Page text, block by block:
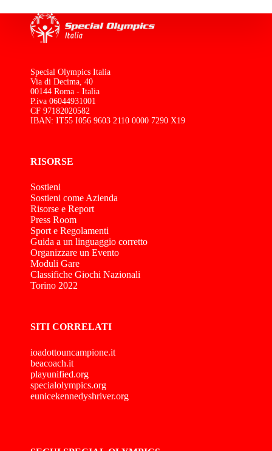
Special Olympics Italia
Via di Decima, 40
00144 Roma - Italia
P.iva 06044931001
CF 97182020582
IBAN: IT55 I056 9603 2110 0000 7290 X19
RISORSE
Sostieni
Sostieni come Azienda
Risorse e Report
Press Room
Sport e Regolamenti
Guida a un linguaggio corretto
Organizzare un Evento
Moduli Gare
Classifiche Giochi Nazionali
Torino 2022
SITI CORRELATI
ioadottouncampione.it
beacoach.it
playunified.org
specialolympics.org
eunicekennedyshriver.org